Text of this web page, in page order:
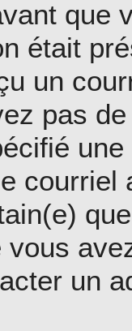
que
était
un
pas
courriel
vous
un